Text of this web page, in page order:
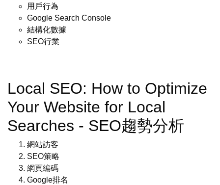
用戶行為
Google Search Console
結構化數據
SEO行業
Local SEO: How to Optimize
Your Website for Local
Searches - SEO趨勢分析
網站訪客
SEO策略
網頁編碼
Google排名